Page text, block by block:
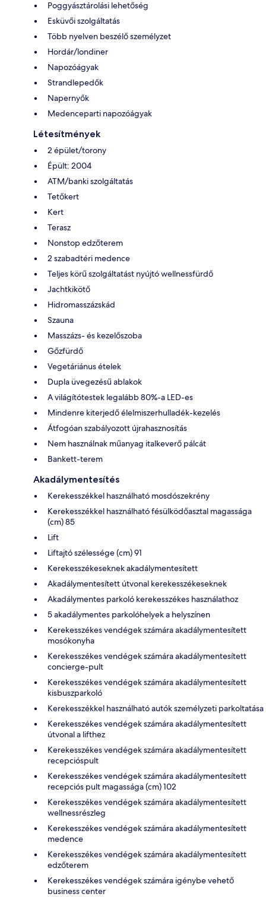
Poggyásztárolási lehetőség
Esküvői szolgáltatás
Több nyelven beszélő személyzet
Hordár/londiner
Napozóágyak
Strandlepedők
Napernyők
Medenceparti napozóágyak
Létesítmények
2 épület/torony
Épült: 2004
ATM/banki szolgáltatás
Tetőkert
Kert
Terasz
Nonstop edzőterem
2 szabadtéri medence
Teljes körű szolgáltatást nyújtó wellnessfürdő
Jachtkikötő
Hidromasszázskád
Szauna
Masszázs- és kezelőszoba
Gőzfürdő
Vegetáriánus ételek
Dupla üvegezésű ablakok
A világítótestek legalább 80%-a LED-es
Mindenre kiterjedő élelmiszerhulladék-kezelés
Átfogóan szabályozott újrahasznosítás
Nem használnak műanyag italkeverő pálcát
Bankett-terem
Akadálymentesítés
Kerekesszékkel használható mosdószekrény
Kerekesszékkel használható fésülködőasztal magassága
(cm) 85
Lift
Liftajtó szélessége (cm) 91
Kerekesszékeseknek akadálymentesített
Akadálymentesített útvonal kerekesszékeseknek
Akadálymentes parkoló kerekesszékes használathoz
5 akadálymentes parkolóhelyek a helyszínen
Kerekesszékes vendégek számára akadálymentesített
mosókonyha
Kerekesszékes vendégek számára akadálymentesített
concierge-pult
Kerekesszékes vendégek számára akadálymentesített
kisbuszparkoló
Kerekesszékkel használható autók személyzeti parkoltatása
Kerekesszékes vendégek számára akadálymentesített
útvonal a lifthez
Kerekesszékes vendégek számára akadálymentesített
recepcióspult
Kerekesszékes vendégek számára akadálymentesített
recepciós pult magassága (cm) 102
Kerekesszékes vendégek számára akadálymentesített
wellnessrészleg
Kerekesszékes vendégek számára akadálymentesített
medence
Kerekesszékes vendégek számára akadálymentesített
edzőterem
Kerekesszékes vendégek számára igénybe vehető
business center